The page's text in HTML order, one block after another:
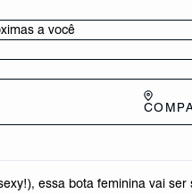
a você
essa bota feminina vai